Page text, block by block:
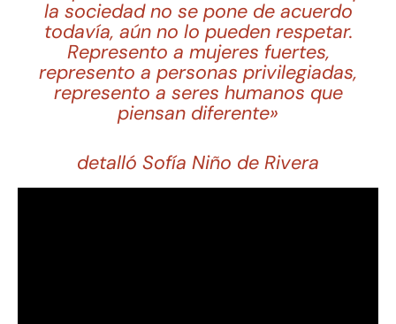
la sociedad no se pone de acuerdo
todavía, aún no lo pueden respetar.
Represento a mujeres fuertes,
represento a personas privilegiadas,
represento a seres humanos que
piensan diferente»
detalló Sofía Niño de Rivera